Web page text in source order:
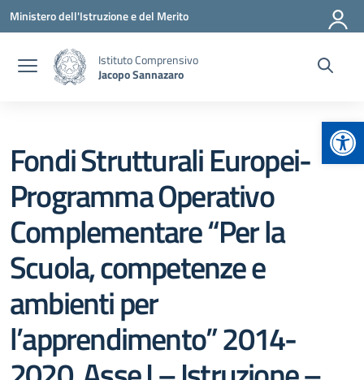
Vai ai contenuti
Vai al menu di navigazione
Vai al footer
Ministero dell'Istruzione e del Merito
Istituto Comprensivo
Jacopo Sannazaro
Fondi Strutturali Europei-
Programma Operativo
Complementare “Per la
Scuola, competenze e
ambienti per
l’apprendimento” 2014-